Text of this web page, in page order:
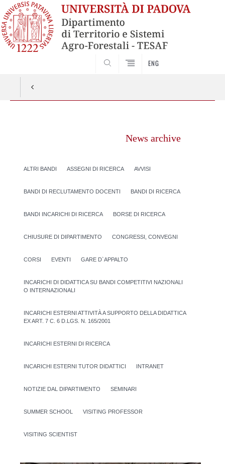
ENG
News archive
ALTRI BANDI ASSEGNI DI RICERCA AVVISI
BANDI DI RECLUTAMENTO DOCENTI BANDI DI RICERCA
BANDI INCARICHI DI RICERCA BORSE DI RICERCA
CHIUSURE DI DIPARTIMENTO CONGRESSI, CONVEGNI
CORSI EVENTI GARE D`APPALTO
INCARICHI DI DIDATTICA SU BANDI COMPETITIVI NAZIONALI
O INTERNAZIONALI
INCARICHI ESTERNI ATTIVITÀ A SUPPORTO DELLA DIDATTICA
EX ART. 7 C. 6 D.LGS. N. 165/2001
INCARICHI ESTERNI DI RICERCA
INCARICHI ESTERNI TUTOR DIDATTICI INTRANET
NOTIZIE DAL DIPARTIMENTO SEMINARI
SUMMER SCHOOL VISITING PROFESSOR
VISITING SCIENTIST